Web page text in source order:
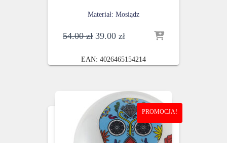
Materiał: Mosiądz
54.00zł Pierwotna
wynosiła:
54.00 zł.
39.00 złAktualna
wynosi:
39.00 zł.
EAN: 4026465154214
PROMOCJA!